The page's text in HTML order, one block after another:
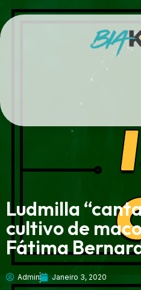
Ludmilla
cultivo de
Fátima
Admin Janeiro 3, 2020